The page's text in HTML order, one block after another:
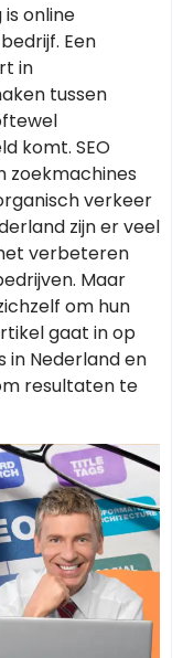
online
Een
in
tussen
komt. SEO
zoekmachines
verkeer
zijn er veel
verbeteren
Maar
om hun
gaat in op
in Nederland en
resultaten te